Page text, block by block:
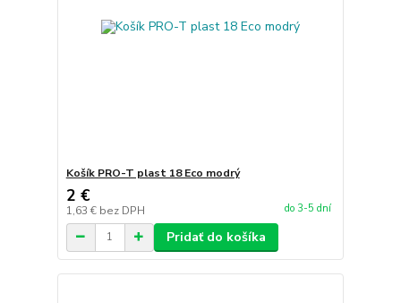
Košík PRO-T plast 18 Eco modrý
2 €
1,63 € bez DPH do 3-5 dní
Pridať do košíka